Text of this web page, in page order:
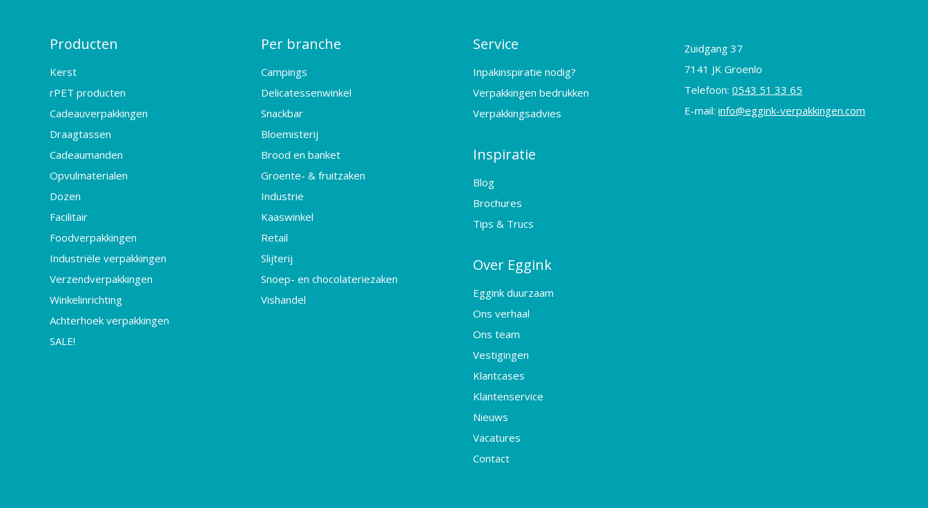
Producten
Kerst
rPET producten
Cadeauverpakkingen
Draagtassen
Cadeaumanden
Opvulmaterialen
Dozen
Facilitair
Foodverpakkingen
Industriële verpakkingen
Verzendverpakkingen
Winkelinrichting
Achterhoek verpakkingen
SALE!
Per branche
Campings
Delicatessenwinkel
Snackbar
Bloemisterij
Brood en banket
Groente- & fruitzaken
Industrie
Kaaswinkel
Retail
Slijterij
Snoep- en chocolateriezaken
Vishandel
Service
Inpakinspiratie nodig?
Verpakkingen bedrukken
Verpakkingsadvies
Inspiratie
Blog
Brochures
Tips & Trucs
Over Eggink
Eggink duurzaam
Ons verhaal
Ons team
Vestigingen
Klantcases
Klantenservice
Nieuws
Vacatures
Contact
Zuidgang 37
7141 JK Groenlo
Telefoon:0543 51 33 65
E-mail:info@eggink-verpakkingen.com